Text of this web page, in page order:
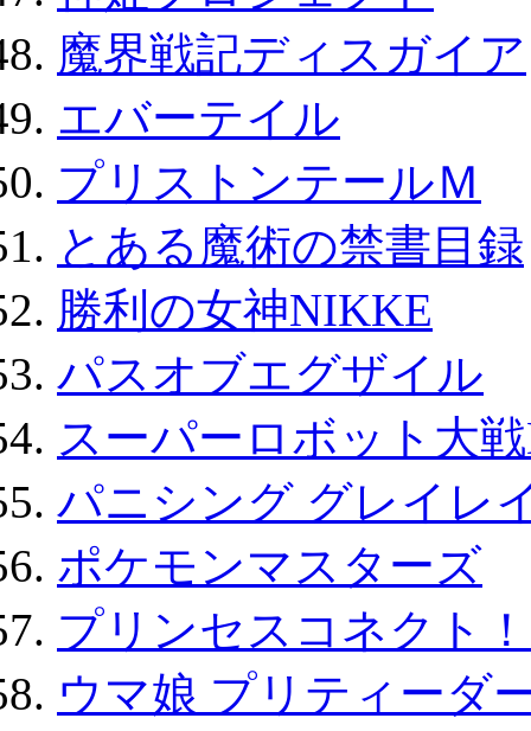
魔界戦記ディスガイア
エバーテイル
プリストンテールＭ
とある魔術の禁書目録
勝利の女神NIKKE
パスオブエグザイル
スーパーロボット大
パニシング グレイレ
ポケモンマスターズ
プリンセスコネクト
ウマ娘 プリティーダ